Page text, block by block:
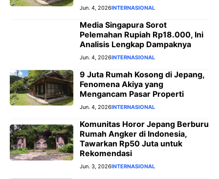
Jun. 4, 2026INTERNASIONAL
Media Singapura Sorot
Pelemahan Rupiah Rp18.000, Ini
Analisis Lengkap Dampaknya
Jun. 4, 2026INTERNASIONAL
9 Juta Rumah Kosong di Jepang,
Fenomena Akiya yang
Mengancam Pasar Properti
Jun. 4, 2026INTERNASIONAL
Komunitas Horor Jepang Berburu
Rumah Angker di Indonesia,
Tawarkan Rp50 Juta untuk
Rekomendasi
Jun. 3, 2026INTERNASIONAL